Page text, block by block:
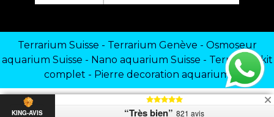
Terrarium Suisse - Terrarium Genève - Osmoseur
aquarium Suisse - Nano aquarium Suisse - Terrarium kit
complet - Pierre decoration aquarium
KING-AVIS “Très bien” 821 avis